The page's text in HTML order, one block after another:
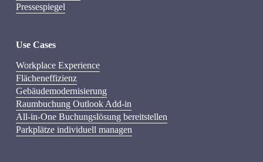
Pressespiegel
Use Cases
Workplace Experience
Flächeneffizienz
Gebäudemodernisierung
Raumbuchung Outlook Add-in
All-in-One Buchungslösung bereitstellen
Parkplätze individuell managen